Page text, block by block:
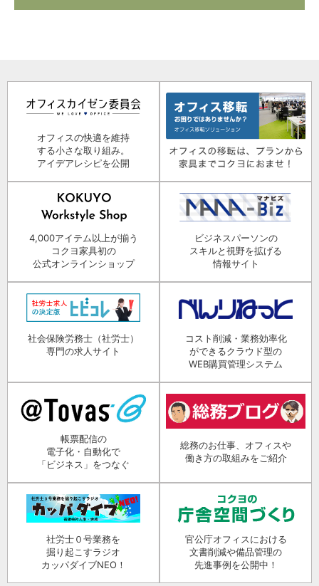
オフィスの快適を維持
する小さな取り組み。
アイデアレシピを公開
4,000アイテム以上が揃う
コクヨ家具初の
公式オンラインショップ
ビジネスパーソンの
スキルと視野を拡げる
情報サイト
社会保険労務士（社労士）
専門の求人サイト
コスト削減・業務効率化
ができるクラウド型の
WEB購買管理システム
帳票配信の
電子化・自動化で
「ビジネス」をつなぐ
総務のお仕事、オフィスや
働き方の取組みをご紹介
社労士０号業務を
掘り起こすラジオ
カッパダイブNEO！
官公庁オフィスにおける
文書削減や備品管理の
先進事例を公開中！